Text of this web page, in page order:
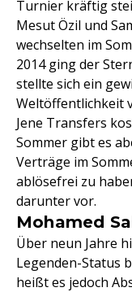
Turnier kräftig
Mesut Özil und
wechselten im
2014 ging der
stellte sich ein
Weltöffentlichkeit
Jene Transfers
Sommer gibt es
Verträge im
ablösefrei zu
darunter vor.
Mohamed
Über neun Jahre
Legenden-Status
heißt es jedoch